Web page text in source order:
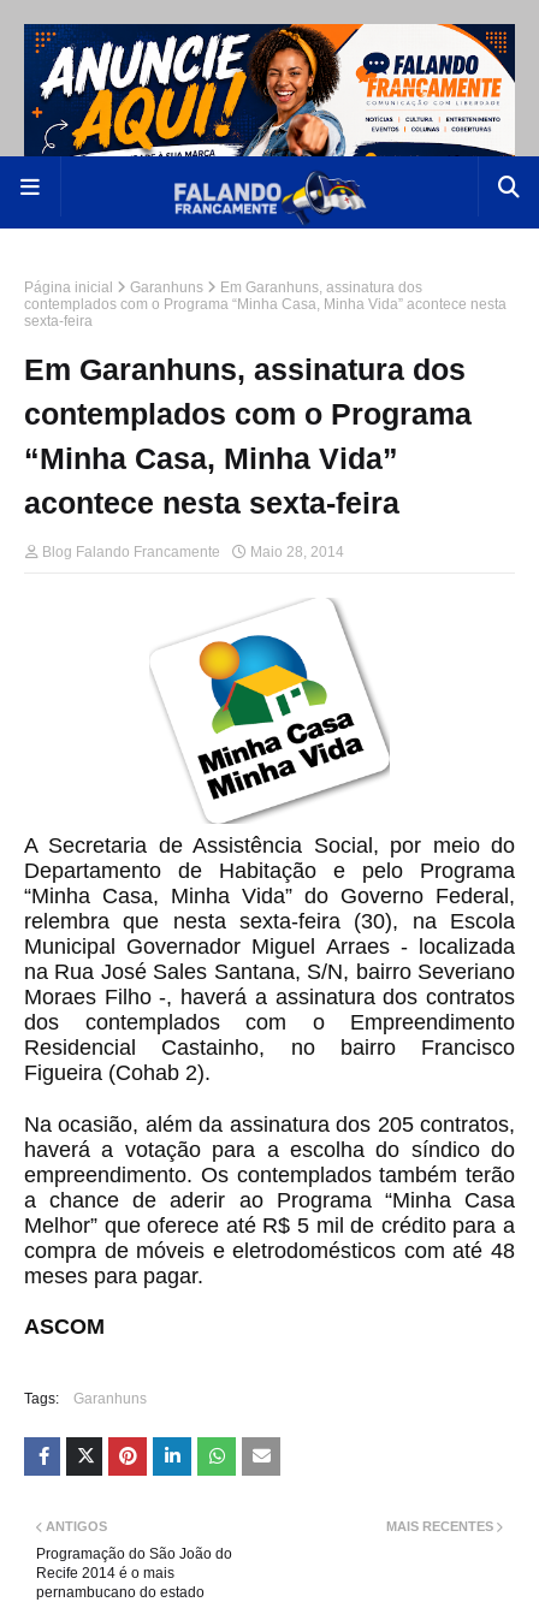
Página inicial Garanhuns
Em Garanhuns, assinatura dos
contemplados com o Programa “Minha Casa, Minha Vida” acontece nesta
sexta-feira
Em Garanhuns, assinatura dos
contemplados com o Programa
“Minha Casa, Minha Vida”
acontece nesta sexta-feira
Blog Falando Francamente Maio 28, 2014
A Secretaria de Assistência Social, por meio do
Departamento de Habitação e pelo Programa
“Minha Casa, Minha Vida” do Governo Federal,
relembra que nesta sexta-feira (30), na Escola
Municipal Governador Miguel Arraes - localizada
na Rua José Sales Santana, S/N, bairro Severiano
Moraes Filho -, haverá a assinatura dos contratos
dos contemplados com o Empreendimento
Residencial Castainho, no bairro Francisco
Figueira (Cohab 2).
Na ocasião, além da assinatura dos 205 contratos,
haverá a votação para a escolha do síndico do
empreendimento. Os contemplados também terão
a chance de aderir ao Programa “Minha Casa
Melhor” que oferece até R$ 5 mil de crédito para a
compra de móveis e eletrodomésticos com até 48
meses para pagar.
ASCOM
Tags: Garanhuns
MAIS RECENTES
ANTIGOS
Programação do São João do
Recife 2014 é o mais
pernambucano do estado